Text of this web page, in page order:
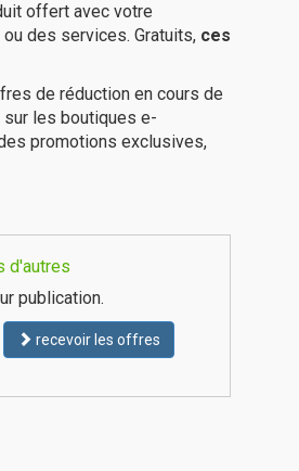
offert avec votre
des services. Gratuits, ces
de réduction en cours de
les boutiques e-
promotions exclusives,
d'autres
publication.
recevoir les offres